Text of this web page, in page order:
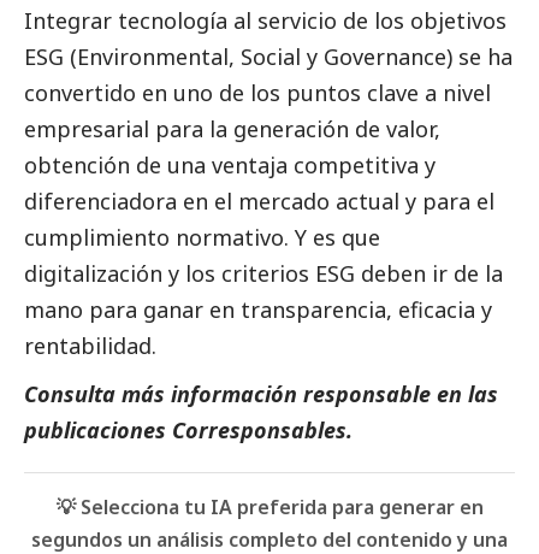
Integrar tecnología al servicio de los objetivos
ESG (Environmental, Social y Governance) se ha
convertido en uno de los puntos clave a nivel
empresarial para la generación de valor,
obtención de una ventaja competitiva y
diferenciadora en el mercado actual y para el
cumplimiento normativo. Y es que
digitalización y los criterios ESG deben ir de la
mano para ganar en transparencia, eficacia y
rentabilidad.
Consulta más información responsable en las
publicaciones Corresponsables.
💡 Selecciona tu IA preferida para generar en
segundos un análisis completo del contenido y una